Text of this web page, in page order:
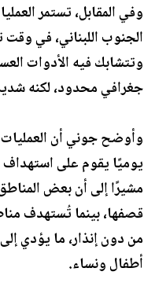
وفي المقابل، تستمر
الجنوب اللبناني، في
وتتشابك فيه الأدوات
جغرافي محدود، لكنه
وأوضح جوني أن العمليات
يوميًا يقوم على استهداف
مشيرًا إلى أن بعض
قصفها، بينما تُستهدف
من دون إنذار، ما يؤدي
أطفال ونساء.